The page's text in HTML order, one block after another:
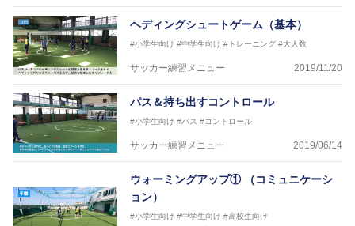
ヘディングシュートゲーム（基本）
#小学生向け #中学生向け #トレーニング #大人数
サッカー練習メニュー 2019/11/20
パス＆持ち出すコントロール
#小学生向け #パス #コントロール
サッカー練習メニュー 2019/06/14
ウォーミングアップ① （コミュニケーシ
ョン）
#小学生向け #中学生向け #高校生向け